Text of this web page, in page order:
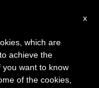
x
which are
achieve the
you want to know
of the cookies,